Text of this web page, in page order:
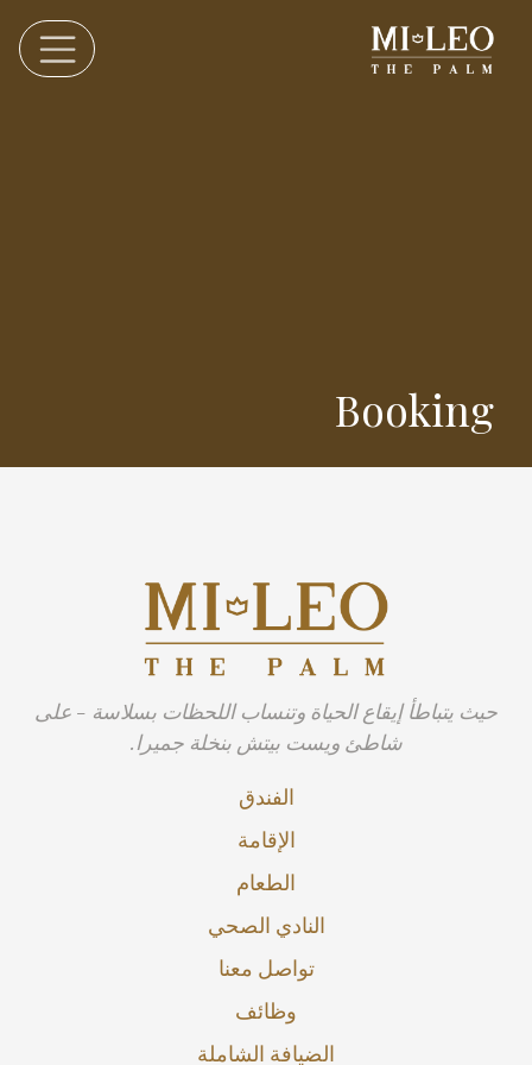
Booking
حيث يتباطأ إيقاع الحياة وتنساب اللحظات بسلاسة - على
شاطئ ويست بيتش بنخلة جميرا.
الفندق
الإقامة
الطعام
النادي الصحي
تواصل معنا
وظائف
الضيافة الشاملة